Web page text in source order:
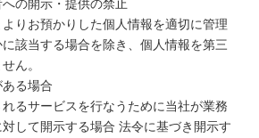
の開示・提供の禁止
りお預かりした個人情報を適切に管理
該当する場合を除き、個人情報を第三
ん。
る場合
るサービスを行なうために当社が業務
して開示する場合 法令に基づき開示す